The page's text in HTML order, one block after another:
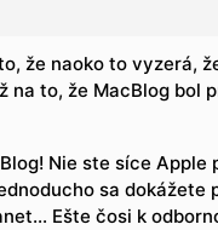
že naoko to vyzerá,
na to, že MacBlog bol
Nie ste síce
sa
Ešte čosi k